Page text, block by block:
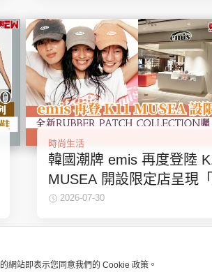
時尚生活
韓國潮牌 emis 再度登陸
MUSEA 開設限定店呈現
白」美學！全新RUBBER
2026-07-30
網站即表示您同意我們的 Cookie 政策。